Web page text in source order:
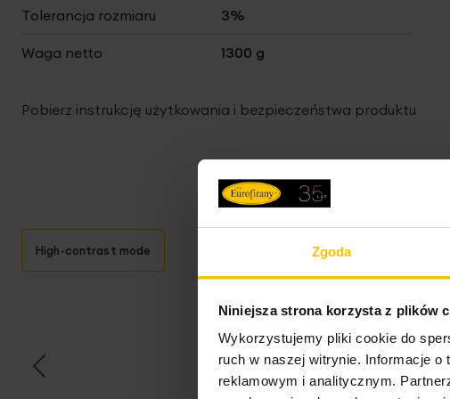
Zgoda
Niniejsza strona korzysta z plików
Wykorzystujemy pliki cookie do
ruch w naszej witrynie. Informacje
reklamowym i analitycznym.
Tolerancja rozmiaru 3%
Waga netto 1300 g
Pobierz instrukcję użytkowania i bezpieczeństwa produktu
High-contrast mode
To